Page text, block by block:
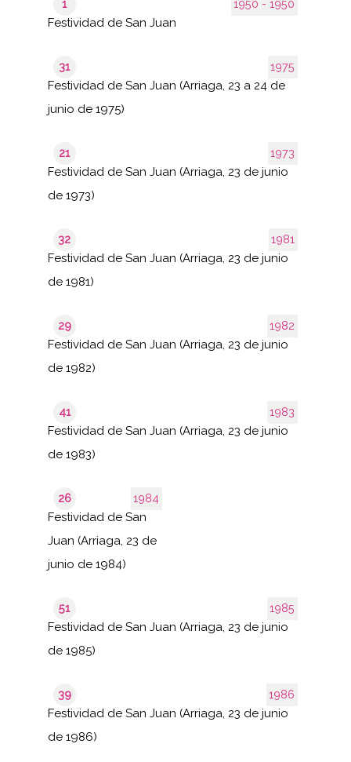
1950 - 1950
1
Festividad de San Juan
1975
31
Festividad de San Juan (Arriaga, 23 a 24 de
junio de 1975)
1973
21
Festividad de San Juan (Arriaga, 23 de junio
de 1973)
1981
32
Festividad de San Juan (Arriaga, 23 de junio
de 1981)
1982
29
Festividad de San Juan (Arriaga, 23 de junio
de 1982)
1983
41
Festividad de San Juan (Arriaga, 23 de junio
de 1983)
1984
26
Festividad de San
Juan (Arriaga, 23 de
junio de 1984)
1985
51
Festividad de San Juan (Arriaga, 23 de junio
de 1985)
1986
39
Festividad de San Juan (Arriaga, 23 de junio
de 1986)